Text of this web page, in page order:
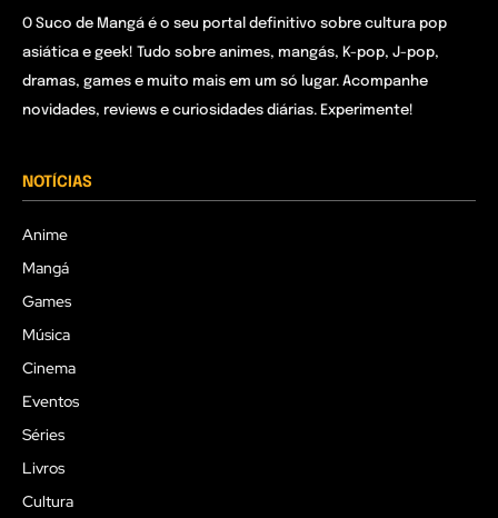
O Suco de Mangá é o seu portal definitivo sobre cultura pop
asiática e geek! Tudo sobre animes, mangás, K-pop, J-pop,
dramas, games e muito mais em um só lugar. Acompanhe
novidades, reviews e curiosidades diárias. Experimente!
NOTÍCIAS
Anime
Mangá
Games
Música
Cinema
Eventos
Séries
Livros
Cultura